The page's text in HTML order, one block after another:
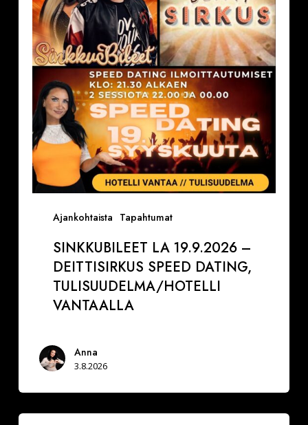
Ajankohtaista Tapahtumat
Deittisirkus
Speed
Dating,
Tulisuudelma/Hotelli
Vantaalla
SINKKUBILEET LA 19.9.2026 –
DEITTISIRKUS SPEED DATING,
TULISUUDELMA/HOTELLI
VANTAALLA
Anna
3.8.2026